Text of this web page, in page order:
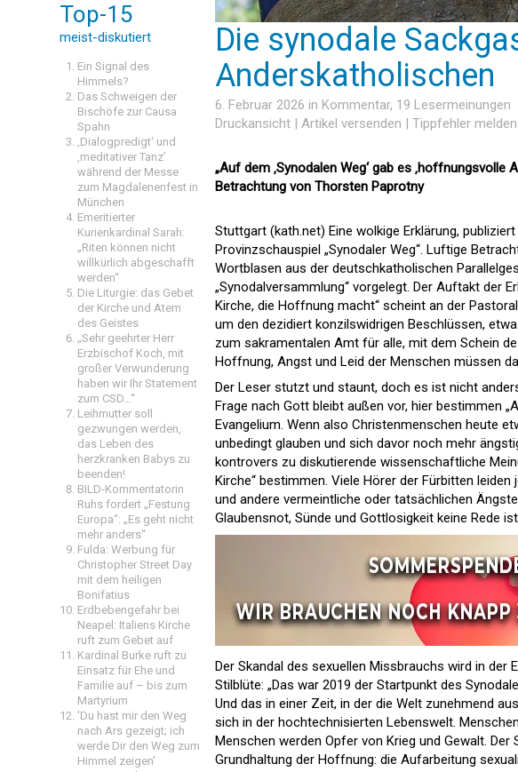
Top-15
meist-diskutiert
Ein Signal des
Himmels?
Das Schweigen der
Bischöfe zur Causa
Spahn
‚Dialogpredigt‘ und
‚meditativer Tanz’
während der Messe
zum Magdalenenfest in
München
Emeritierter
Kurienkardinal Sarah:
„Riten können nicht
willkürlich abgeschafft
werden“
Die Liturgie: das Gebet
der Kirche und Atem
des Geistes
„Sehr geehrter Herr
Erzbischof Koch, mit
großer Verwunderung
haben wir Ihr Statement
zum CSD…“
Leihmutter soll
gezwungen werden,
das Leben des
herzkranken Babys zu
beenden!
BILD-Kommentatorin
Ruhs fordert „Festung
Europa“: „Es geht nicht
mehr anders“
Fulda: Werbung für
Christopher Street Day
mit dem heiligen
Bonifatius
Erdbebengefahr bei
Neapel: Italiens Kirche
ruft zum Gebet auf
Kardinal Burke ruft zu
Einsatz für Ehe und
Familie auf – bis zum
Martyrium
'Du hast mir den Weg
nach Ars gezeigt; ich
werde Dir den Weg zum
Himmel zeigen'
Die synodale
Anderskatholischen
6. Februar 2026 in Kommentar, 19 Lesermeinungen
Druckansicht | Artikel versenden | Tippfehler melden
„Auf dem ‚Synodalen Weg‘ gab es ‚hoffnungsvolle
Betrachtung von Thorsten Paprotny
Stuttgart (kath.net) Eine wolkige Erklärung,
Provinzschauspiel „Synodaler Weg“. Luftige
Wortblasen aus der deutschkatholischen
„Synodalversammlung“ vorgelegt. Der Auftakt der
Kirche, die Hoffnung macht“ scheint an der
um den dezidiert konzilswidrigen Beschlüssen,
zum sakramentalen Amt für alle, mit dem Schein
Hoffnung, Angst und Leid der Menschen müssen
Der Leser stutzt und staunt, doch es ist nicht
Frage nach Gott bleibt außen vor, hier bestimmen
Evangelium. Wenn also Christenmenschen heute
unbedingt glauben und sich davor noch mehr
kontrovers zu diskutierende wissenschaftliche
Kirche“ bestimmen. Viele Hörer der Fürbitten
und andere vermeintliche oder tatsächlichen
Glaubensnot, Sünde und Gottlosigkeit keine Rede
Der Skandal des sexuellen Missbrauchs wird in
Stilblüte: „Das war 2019 der Startpunkt des
Und das in einer Zeit, in der die Welt zunehmend
sich in der hochtechnisierten Lebenswelt.
Menschen werden Opfer von Krieg und Gewalt.
Grundhaltung der Hoffnung: die Aufarbeitung